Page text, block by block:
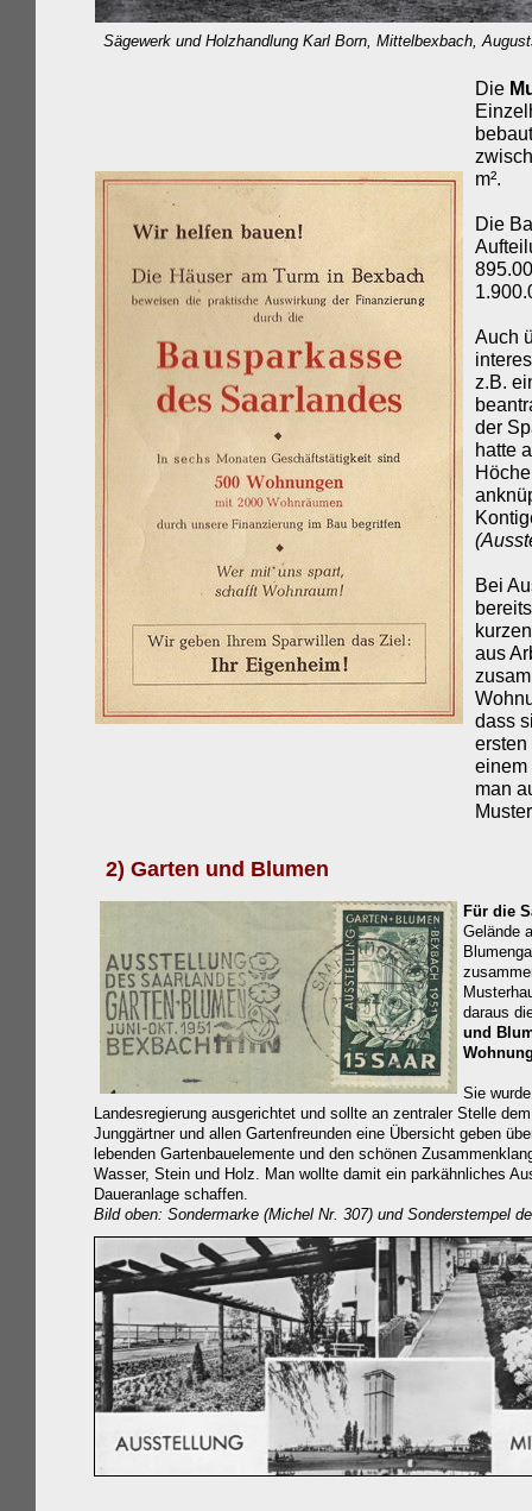
Sägewerk und Holzhandlung Karl Born, Mittelbexbach,
Die
m².
Die
Auch
z.B.
der
hatte
Bei
aus
dass
ersten
einem
man
2) Garten und Blumen
Für die
Gelände
daraus
und
Sie
Landesregierung ausgerichtet und sollte an zentraler Stelle
Junggärtner und allen Gartenfreunden eine Übersicht geben
lebenden Gartenbauelemente und den schönen
Wasser, Stein und Holz. Man wollte damit ein parkähnliches
Daueranlage schaffen.
Bild oben: Sondermarke (Michel Nr. 307) und Sonderstempel